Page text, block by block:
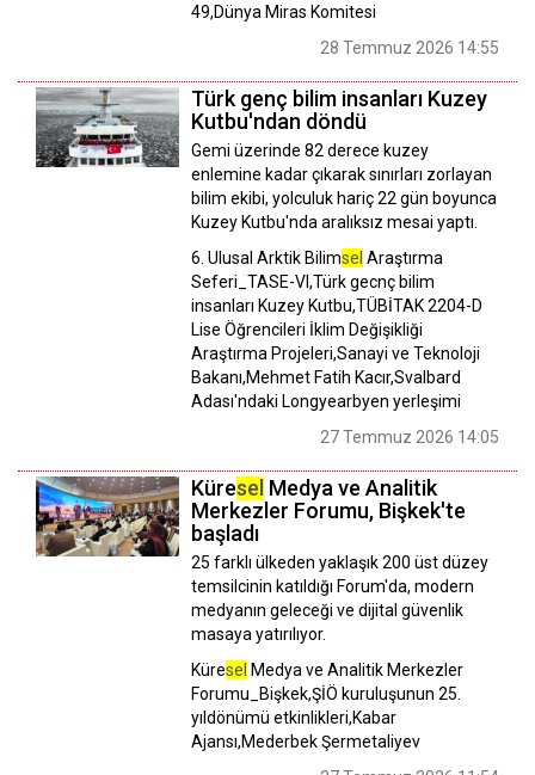
49,Dünya Miras Komitesi
28 Temmuz 2026 14:55
Türk genç bilim insanları Kuzey
Kutbu'ndan döndü
Gemi üzerinde 82 derece kuzey
enlemine kadar çıkarak sınırları zorlayan
bilim ekibi, yolculuk hariç 22 gün boyunca
Kuzey Kutbu'nda aralıksız mesai yaptı.
6. Ulusal Arktik Bilimsel Araştırma
Seferi_TASE-VI,Türk gecnç bilim
insanları Kuzey Kutbu,TÜBİTAK 2204-D
Lise Öğrencileri İklim Değişikliği
Araştırma Projeleri,Sanayi ve Teknoloji
Bakanı,Mehmet Fatih Kacır,Svalbard
Adası'ndaki Longyearbyen yerleşimi
27 Temmuz 2026 14:05
Küresel Medya ve Analitik
Merkezler Forumu, Bişkek'te
başladı
25 farklı ülkeden yaklaşık 200 üst düzey
temsilcinin katıldığı Forum'da, modern
medyanın geleceği ve dijital güvenlik
masaya yatırılıyor.
Küresel Medya ve Analitik Merkezler
Forumu_Bişkek,ŞİÖ kuruluşunun 25.
yıldönümü etkinlikleri,Kabar
Ajansı,Mederbek Şermetaliyev